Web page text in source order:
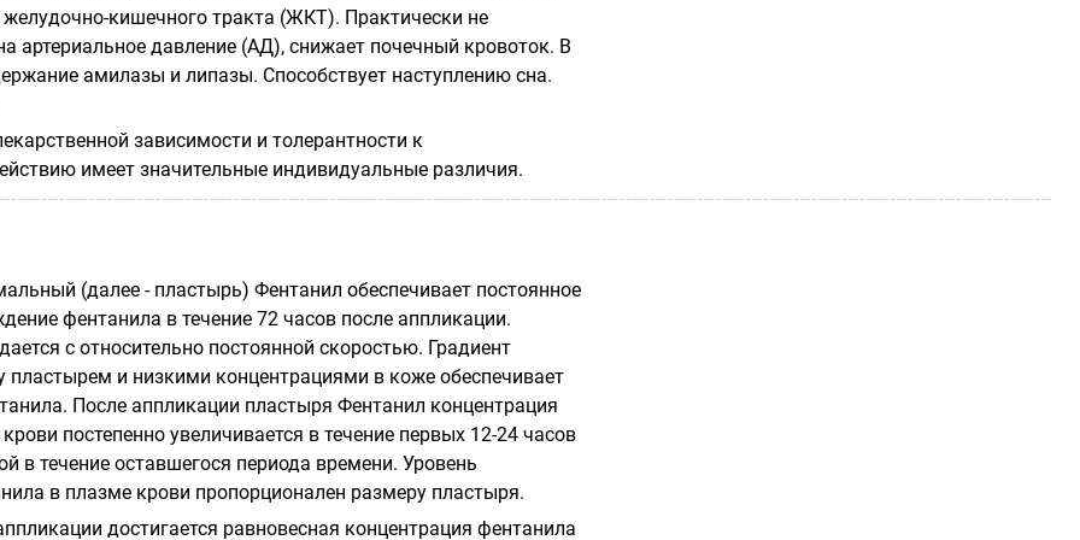
кишечного тракта (ЖКТ). Практически не
артериальное давление (АД), снижает почечный кровоток. В
амилазы и липазы. Способствует наступлению сна.
зависимости и толерантности к
имеет значительные индивидуальные различия.
(далее - пластырь) Фентанил обеспечивает постоянное
фентанила в течение 72 часов после аппликации.
с относительно постоянной скоростью. Градиент
пластырем и низкими концентрациями в коже обеспечивает
После аппликации пластыря Фентанил концентрация
постепенно увеличивается в течение первых 12-24 часов
в течение оставшегося периода времени. Уровень
в плазме крови пропорционален размеру пластыря.
достигается равновесная концентрация фентанила